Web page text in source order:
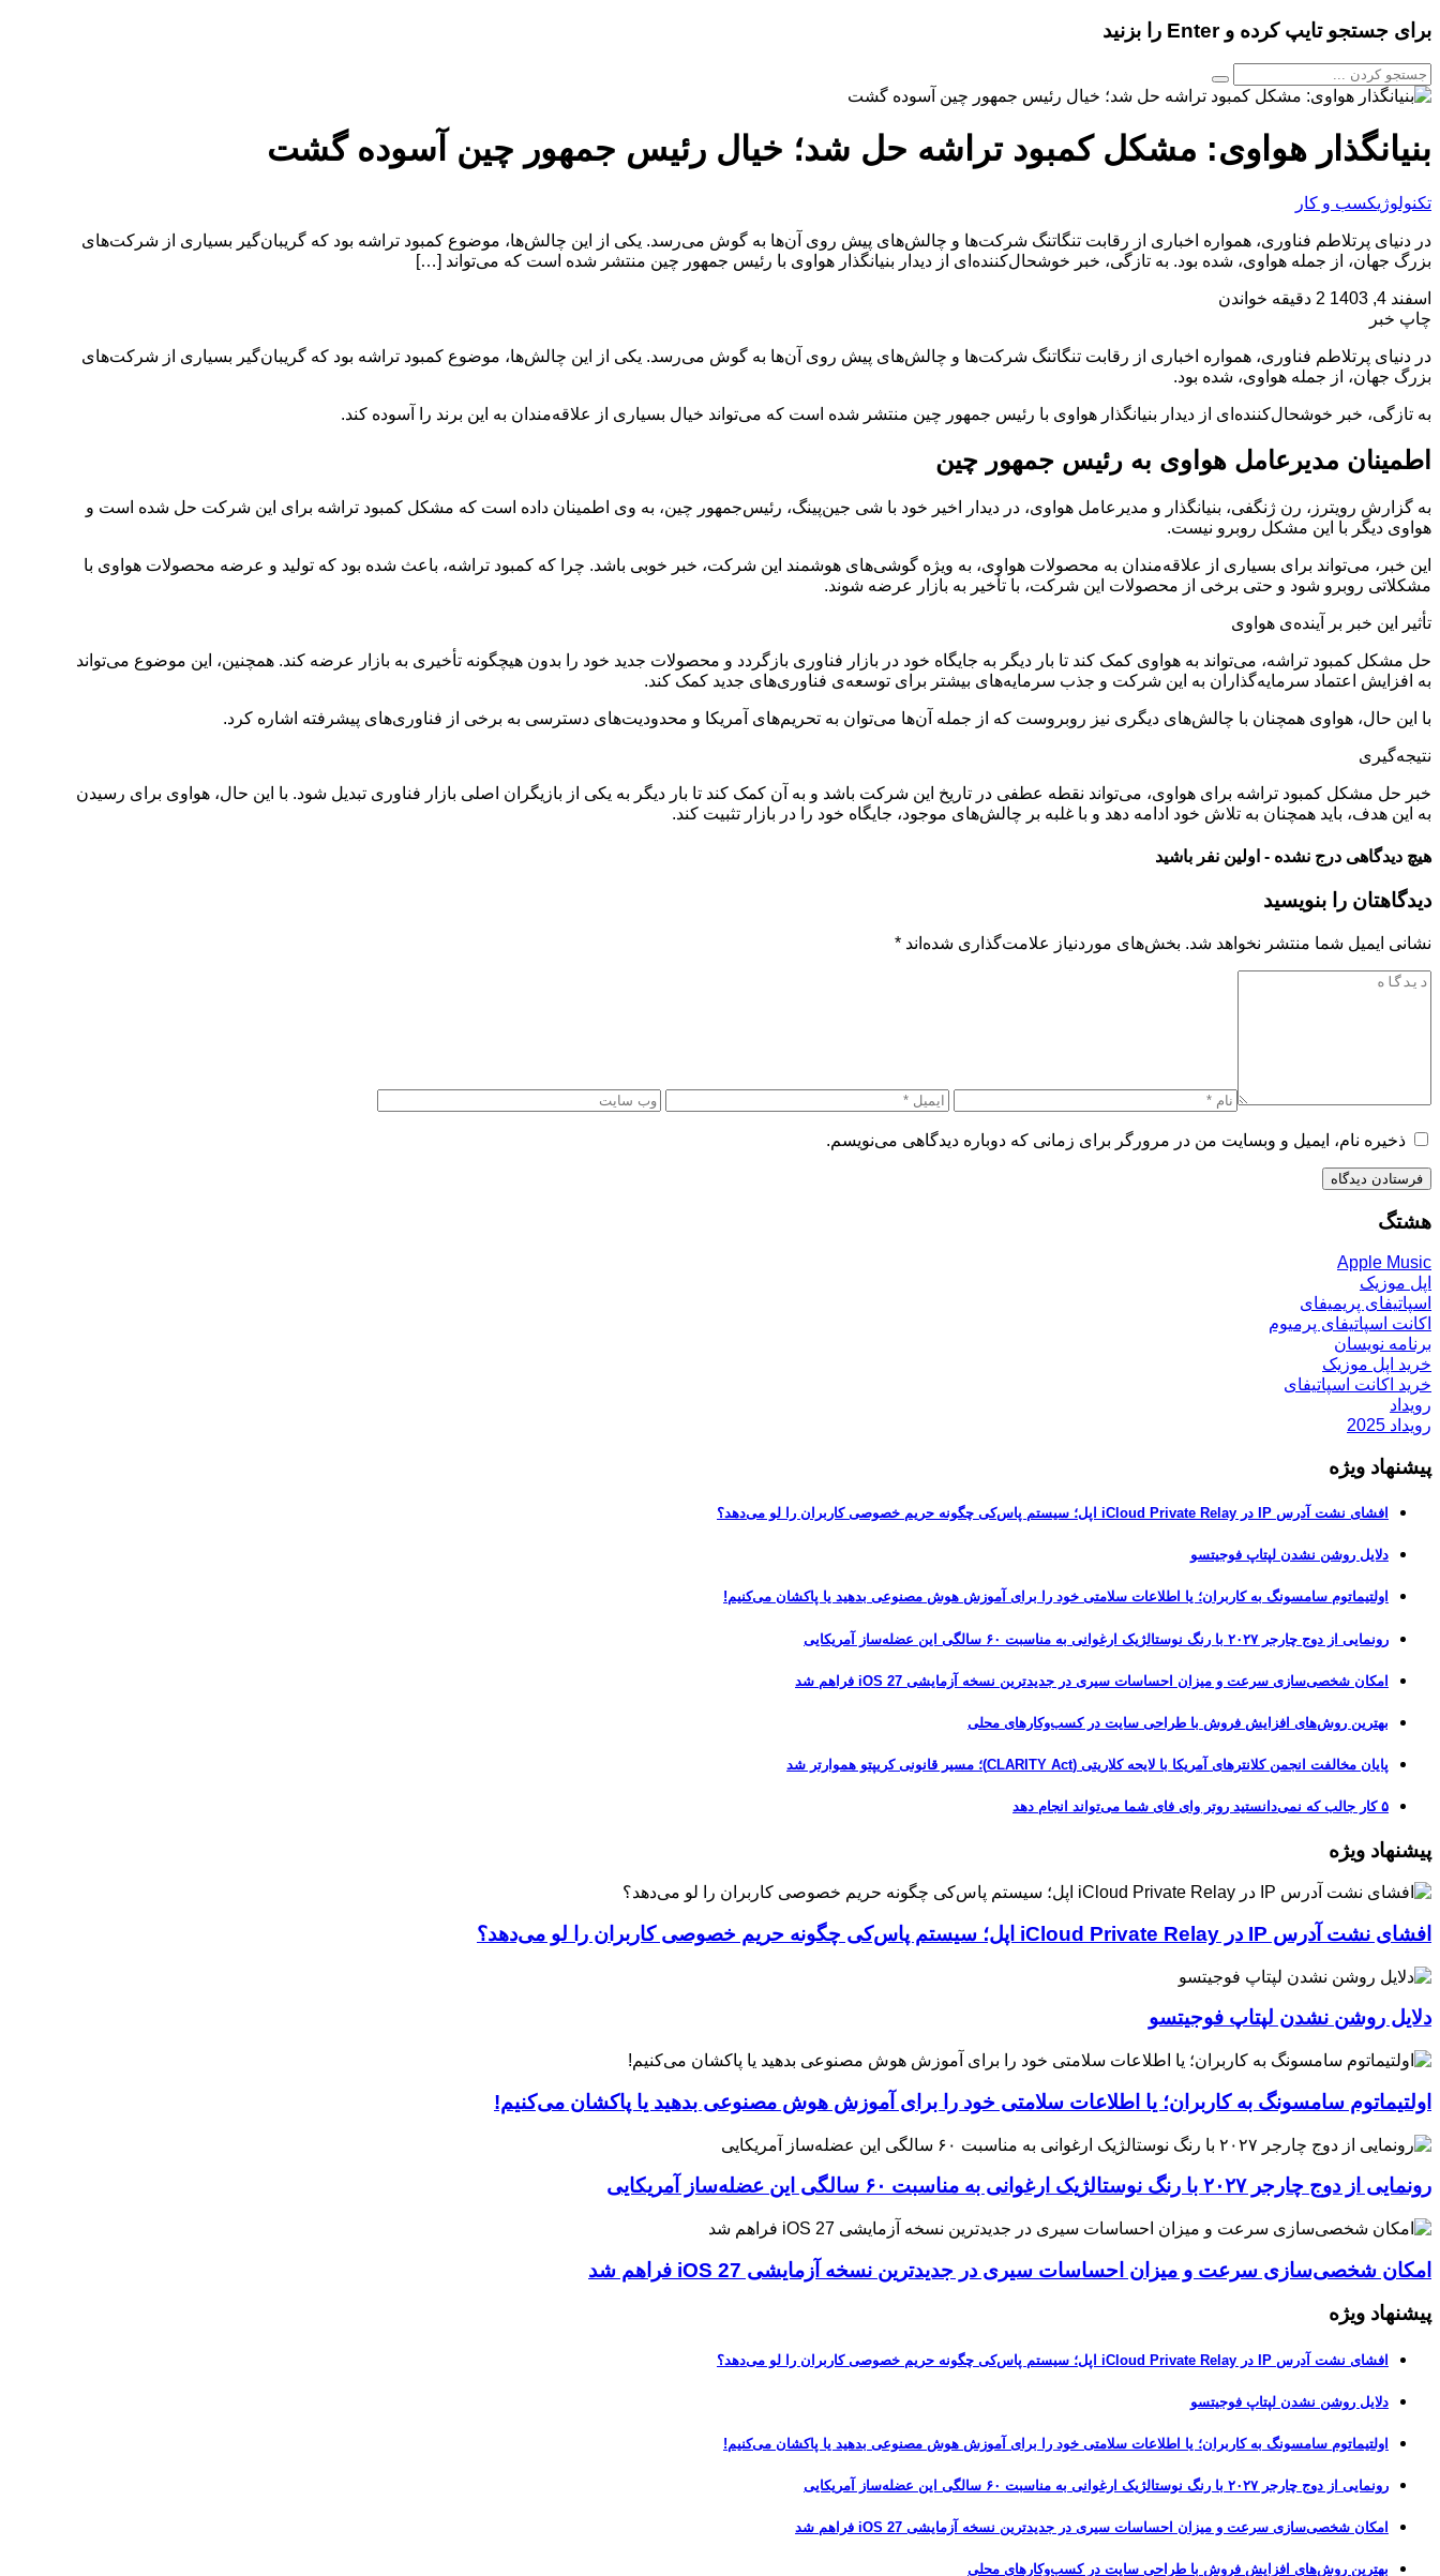
برای جستجو تایپ کرده و Enter را بزنید
بنیانگذار هواوی: مشکل کمبود تراشه حل شد؛ خیال رئیس جمهور چین آسوده گشت
تکنولوژیکسب و کار
در دنیای پرتلاطم فناوری، همواره اخباری از رقابت تنگاتنگ شرکت‌ها و چالش‌های پیش روی آن‌ها به گوش می‌رسد. یکی از این چالش‌ها، موضوع کمبود تراشه بود که گریبان‌گیر بسیاری از شرکت‌های
بزرگ جهان، از جمله هواوی، شده بود. به تازگی، خبر خوشحال‌کننده‌ای از دیدار بنیانگذار هواوی با رئیس جمهور چین منتشر شده است که می‌تواند […]
اسفند 4, 1403
2 دقیقه خواندن
چاپ خبر
در دنیای پرتلاطم فناوری، همواره اخباری از رقابت تنگاتنگ شرکت‌ها و چالش‌های پیش روی آن‌ها به گوش می‌رسد. یکی از این چالش‌ها، موضوع کمبود تراشه بود که گریبان‌گیر بسیاری از شرکت‌های
بزرگ جهان، از جمله هواوی، شده بود.
به تازگی، خبر خوشحال‌کننده‌ای از دیدار بنیانگذار هواوی با رئیس جمهور چین منتشر شده است که می‌تواند خیال بسیاری از علاقه‌مندان به این برند را آسوده کند.
اطمینان مدیرعامل هواوی به رئیس جمهور چین
به گزارش رویترز، رن ژنگفی، بنیانگذار و مدیرعامل هواوی، در دیدار اخیر خود با شی جین‌پینگ، رئیس‌جمهور چین، به وی اطمینان داده است که مشکل کمبود تراشه برای این شرکت حل شده است و
هواوی دیگر با این مشکل روبرو نیست.
این خبر، می‌تواند برای بسیاری از علاقه‌مندان به محصولات هواوی، به ویژه گوشی‌های هوشمند این شرکت، خبر خوبی باشد. چرا که کمبود تراشه، باعث شده بود که تولید و عرضه محصولات هواوی با
مشکلاتی روبرو شود و حتی برخی از محصولات این شرکت، با تأخیر به بازار عرضه شوند.
تأثیر این خبر بر آینده‌ی هواوی
حل مشکل کمبود تراشه، می‌تواند به هواوی کمک کند تا بار دیگر به جایگاه خود در بازار فناوری بازگردد و محصولات جدید خود را بدون هیچگونه تأخیری به بازار عرضه کند. همچنین، این موضوع می‌تواند
به افزایش اعتماد سرمایه‌گذاران به این شرکت و جذب سرمایه‌های بیشتر برای توسعه‌ی فناوری‌های جدید کمک کند.
با این حال، هواوی همچنان با چالش‌های دیگری نیز روبروست که از جمله آن‌ها می‌توان به تحریم‌های آمریکا و محدودیت‌های دسترسی به برخی از فناوری‌های پیشرفته اشاره کرد.
نتیجه‌گیری
خبر حل مشکل کمبود تراشه برای هواوی، می‌تواند نقطه عطفی در تاریخ این شرکت باشد و به آن کمک کند تا بار دیگر به یکی از بازیگران اصلی بازار فناوری تبدیل شود. با این حال، هواوی برای رسیدن
به این هدف، باید همچنان به تلاش خود ادامه دهد و با غلبه بر چالش‌های موجود، جایگاه خود را در بازار تثبیت کند.
هیچ دیدگاهی درج نشده - اولین نفر باشید
دیدگاهتان را بنویسید
نشانی ایمیل شما منتشر نخواهد شد. بخش‌های موردنیاز علامت‌گذاری شده‌اند *
ذخیره نام، ایمیل و وبسایت من در مرورگر برای زمانی که دوباره دیدگاهی می‌نویسم.
هشتگ
Apple Music
اپل موزیک
اسپاتیفای پریمیفای
اکانت اسپاتیفای پرمیوم
برنامه نویسان
خرید اپل موزیک
خرید اکانت اسپاتیفای
رویداد
رویداد 2025
پیشنهاد ویژه
افشای نشت آدرس IP در iCloud Private Relay اپل؛ سیستم پاس‌کی چگونه حریم خصوصی کاربران را لو می‌دهد؟
دلایل روشن نشدن لپتاپ فوجیتسو
اولتیماتوم سامسونگ به کاربران؛ یا اطلاعات سلامتی خود را برای آموزش هوش مصنوعی بدهید یا پاکشان می‌کنیم!
رونمایی از دوج چارجر ۲۰۲۷ با رنگ نوستالژیک ارغوانی به مناسبت ۶۰ سالگی این عضله‌ساز آمریکایی
امکان شخصی‌سازی سرعت و میزان احساسات سیری در جدیدترین نسخه آزمایشی iOS 27 فراهم شد
بهترین روش‌های افزایش فروش با طراحی سایت در کسب‌وکارهای محلی
پایان مخالفت انجمن کلانترهای آمریکا با لایحه کلاریتی (CLARITY Act)؛ مسیر قانونی کریپتو هموارتر شد
۵ کار جالب که نمی‌دانستید روتر وای فای شما می‌تواند انجام دهد
پیشنهاد ویژه
افشای نشت آدرس IP در iCloud Private Relay اپل؛ سیستم پاس‌کی چگونه حریم خصوصی کاربران را لو می‌دهد؟
دلایل روشن نشدن لپتاپ فوجیتسو
اولتیماتوم سامسونگ به کاربران؛ یا اطلاعات سلامتی خود را برای آموزش هوش مصنوعی بدهید یا پاکشان می‌کنیم!
رونمایی از دوج چارجر ۲۰۲۷ با رنگ نوستالژیک ارغوانی به مناسبت ۶۰ سالگی این عضله‌ساز آمریکایی
امکان شخصی‌سازی سرعت و میزان احساسات سیری در جدیدترین نسخه آزمایشی iOS 27 فراهم شد
پیشنهاد ویژه
افشای نشت آدرس IP در iCloud Private Relay اپل؛ سیستم پاس‌کی چگونه حریم خصوصی کاربران را لو می‌دهد؟
دلایل روشن نشدن لپتاپ فوجیتسو
اولتیماتوم سامسونگ به کاربران؛ یا اطلاعات سلامتی خود را برای آموزش هوش مصنوعی بدهید یا پاکشان می‌کنیم!
رونمایی از دوج چارجر ۲۰۲۷ با رنگ نوستالژیک ارغوانی به مناسبت ۶۰ سالگی این عضله‌ساز آمریکایی
امکان شخصی‌سازی سرعت و میزان احساسات سیری در جدیدترین نسخه آزمایشی iOS 27 فراهم شد
بهترین روش‌های افزایش فروش با طراحی سایت در کسب‌وکارهای محلی